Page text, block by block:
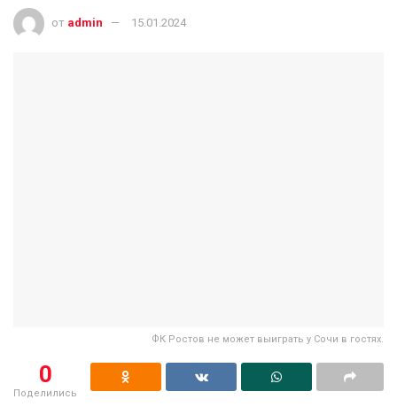
от admin 15.01.2024
ФК Ростов не может выиграть у Сочи в гостях.
0
Поделились